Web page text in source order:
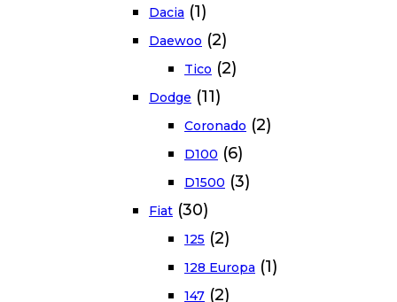
Dacia (1)
Daewoo (2)
Tico (2)
Dodge (11)
Coronado (2)
D100 (6)
D1500 (3)
Fiat (30)
125 (2)
128 Europa (1)
147 (2)